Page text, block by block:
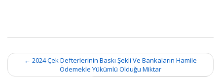
Post
navigation
← 2024 Çek Defterlerinin Baskı Şekli Ve Bankaların Hamile
Ödemekle Yükümlü Olduğu Miktar